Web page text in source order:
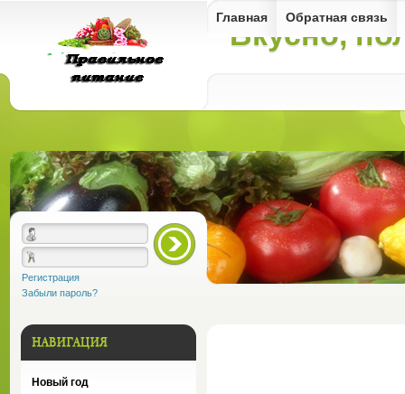
Здоровье -
питание
Вкусно,
Главная Обратная связь
Регистрация
Забыли пароль?
Новый год